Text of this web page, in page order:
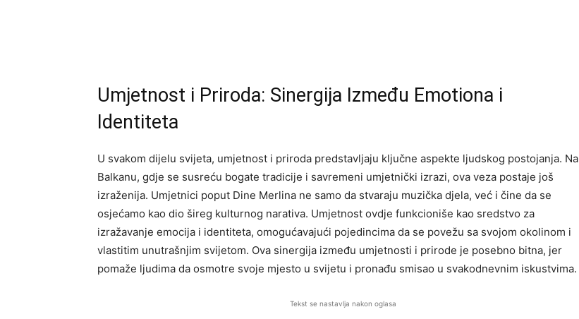
Umjetnost i Priroda: Sinergija Između Emotiona i
Identiteta
U svakom dijelu svijeta, umjetnost i priroda predstavljaju ključne aspekte ljudskog postojanja. Na
Balkanu, gdje se susreću bogate tradicije i savremeni umjetnički izrazi, ova veza postaje još
izraženija. Umjetnici poput Dine Merlina ne samo da stvaraju muzička djela, već i čine da se
osjećamo kao dio šireg kulturnog narativa. Umjetnost ovdje funkcioniše kao sredstvo za
izražavanje emocija i identiteta, omogućavajući pojedincima da se povežu sa svojom okolinom i
vlastitim unutrašnjim svijetom. Ova sinergija između umjetnosti i prirode je posebno bitna, jer
pomaže ljudima da osmotre svoje mjesto u svijetu i pronađu smisao u svakodnevnim iskustvima.
Tekst se nastavlja nakon oglasa